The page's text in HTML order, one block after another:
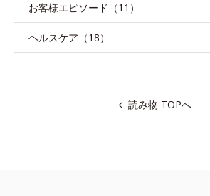
お客様エピソード（11）
ヘルスケア（18）
読み物 TOPへ